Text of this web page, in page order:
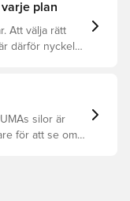
plan
Att välja rätt
därför nyckeln
silor är
för att se om